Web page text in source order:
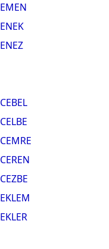
EMEN
ENEK
ENEZ
CEBEL
CELBE
CEMRE
CEREN
CEZBE
EKLEM
EKLER